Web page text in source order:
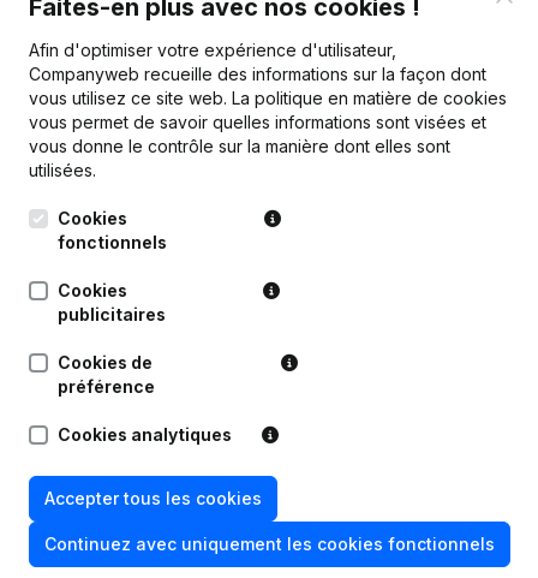
Publicationsde Bouwonderneming Van Campfort
Date Publication
12-08-2022
Modification Forme Juridique -
Demission(s) Nomination(s)
22-03-2004
de Capital - Euro
11-07-2002 Déplacement Siège Social
24-08-1996 Déplacement Siège Social(NL)
Faites-en plus avec nos cookies !
Afin d'optimiser votre expérience d'utilisateur,
Companyweb recueille des informations sur la façon dont
vous utilisez ce site web. La politique en matière de cookies
vous permet de savoir quelles informations sont visées et
vous donne le contrôle sur la manière dont elles sont
utilisées.
Cookies
fonctionnels
Cookies
publicitaires
Cookies de
préférence
Cookies analytiques
Accepter tous les cookies
Continuez avec uniquement les cookies fonctionnels